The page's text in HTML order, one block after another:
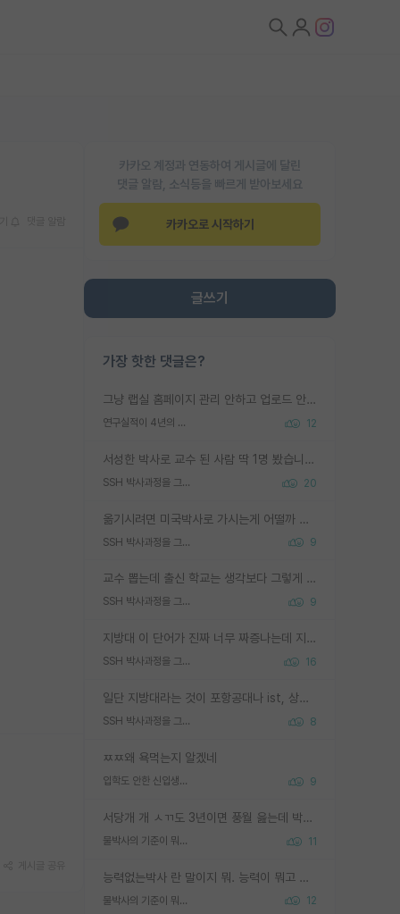
카카오 계정과 연동하여 게시글에 달린
댓글 알람, 소식등을 빠르게 받아보세요
카카오로 시작하기
글쓰기
가장 핫한 댓글은?
그냥 랩실 홈페이지 관리 안하고 업로드 안한거 아님?
연구실적이 4년의 공백이 있는거 어떻게 생각하냐 12
서성한 박사로 교수 된 사람 딱 1명 봤습니다. 근데 지방대 박사로 교수된 거는 기적이 일어나야되요. 서성한 학부부터여도 빡센게 교수임용일텐데 지방대박사로 무슨 교수가 되나요...... 중소기업/중견기업 팀장급/연구소장급이나 될거 같네요.
SSH 박사과정을 그만두고 지방대 박사로 옮기면 교수의 꿈은 끝일까요? 20
옮기시려면 미국박사로 가시는게 어떨까 싶네요. 교수가 꿈이면 미국박사 하고 미국교수 까지 같이 노리시는게 기회가 많지 않을까요?
SSH 박사과정을 그만두고 지방대 박사로 옮기면 교수의 꿈은 끝일까요? 9
교수 뽑는데 출신 학교는 생각보다 그렇게 안 봄. 앞으로는 더 안 보게 될거임. 박사는 어디서 진행해도 됨. 단, 제대로 쌓고 좋은 실적 만들 수 있다면. 그런데 지방대는 그럴 가능성이 지극히 낮음. 나만 열심히 잘 하면 된다? 인간은 주변 환경에 지배되는 나약한 존재임. 주변의 지방대 대학원생과 섞이고 지방 특유의 여유로움 또는 나쁘게 얘기해서 나태함에 젖어 살다보면 교수의 꿈 자체를 잊어버리게 될 가능성도 있음. 주변 환경이 70~80%임.
SSH 박사과정을 그만두고 지방대 박사로 옮기면 교수의 꿈은 끝일까요? 9
지방대 이 단어가 진짜 너무 짜증나는데 지방대면 다 그냥 쓰레기인가요? 무슨 말 같지도 않은 댓글들이 있는건지??? 지방에도 충분히 좋은 대학 많고 충분히 잘하는 교수님들 많습니다 포항공대 4개 IST 대표 지거국들 여기 모두 다 지방에 있고 여기 출신들 중에 교수하는 분들 적지 않습니다 지거국 출신이 무슨 교수를 하냐?라고 생각할 사람들 많은데 상위 대표 지거국에 아웃라이어들 많습니다 결국 개인의 연구역량과 실적이 중요합니다 이 역량을 펼치는데 있어서 지도교수와의 합도 중요합니다. 그리고 경력이 필요하면 해외포닥까지 다녀오세요
SSH 박사과정을 그만두고 지방대 박사로 옮기면 교수의 꿈은 끝일까요? 16
일단 지방대라는 것이 포항공대나 ist, 상위 지거국은 아니라고 생각하겠습니다. 그런곳은 서성한에 비해 소위 대학 네임밸류가 크게 뒤떨어지지는 않으니까요. 대학 이름이 중요하냐? 당연합니다. 대학 이름이 좋아서 좋은 아웃풋이 나오는 것이냐, 좋은 대학은 좋은 사람과 좋은 기회가 몰려있으니 아웃풋도 자연스럽게 좋아지는 것이냐? 대답하기 어려운 문제입니다. 아직 한국 사회에서 학벌을 보는 것도, 특히 이공계를 중심으로 학벌보다는 실적 위주라는 분위기가 형성되는 것도 사실입니다. 지방대 출신으로 전임교수가 될수 있느냐? 가능 불가능을 따지면 당연히 가능입니다. 지방대 박사 출신으로 전임교원이 된 경우가 실제로 있으니까요. 현실적인 가능성이 있느냐? 지금 이정도 대학의 교수가 되고싶다고 생각되는 대학 들어가서 컴공과 교수 목록 켜고 박사 어디서 받았는지 쭉 한번 보세요. 냉정하게 지방대 출신인 분들이 많지는 않으실겁니다.
SSH 박사과정을 그만두고 지방대 박사로 옮기면 교수의 꿈은 끝일까요? 8
ㅉㅉ왜 욕먹는지 알겠네
입학도 안한 신입생이 원래 관심을 받나요 9
서당개 개 ㅅㄲ도 3년이면 풍월 읊는데 박사 5년 이상 대리고 있으면서 물된건 교수 탓 맞는ㄱ게 거기가 서당이 아니란 소리임
물박사의 기준이 뭐임? 11
능력없는박사 란 말이지 뭐. 능력이 뭐고 능력이 있다는게 뭔지는 사람마다 기준이 다르니까 얘기해봐야 서로 자기 기준만 얘기해서 논쟁이 끝이 안나고. 주위에서 능력있고 야심있는 신입생이 교수가 유의미한 피드백을 아예 안주면서 제대로된 과제에 참여해볼 기회도 제공하지 않고 잡일 뺑뺑이만 돌려서 맨날 단순작업만 하면서 밤새다가 눈빛이 점점 죽어가는걸 본 사람은 물박사는 교수탓이라고 하고, 교수는 이것저것 알려도 주고 기회도 주고 사수 동기 붙여주면서 어떻게든 끌고가려고 하는데 본인이 매일 뺀질거리면서 출근 하는둥마는둥 하다가 기껏 와서도 폰이나 쳐다보다가 실험 망치고 저녁약속있어서 먼저 가볼게요~ 하는걸 본 사람은 물박사는 본인탓이라고 함.
물박사의 기준이 뭐임? 12